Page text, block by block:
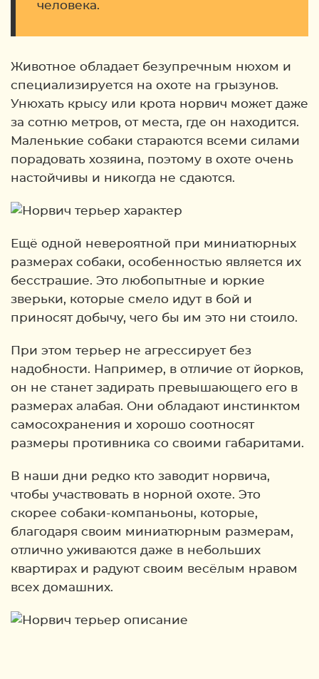
человека.
Животное обладает безупречным нюхом и
специализируется на охоте на грызунов.
Унюхать крысу или крота норвич может даже
за сотню метров, от места, где он находится.
Маленькие собаки стараются всеми силами
порадовать хозяина, поэтому в охоте очень
настойчивы и никогда не сдаются.
Ещё одной невероятной при миниатюрных
размерах собаки, особенностью является их
бесстрашие. Это любопытные и юркие
зверьки, которые смело идут в бой и
приносят добычу, чего бы им это ни стоило.
При этом терьер не агрессирует без
надобности. Например, в отличие от йорков,
он не станет задирать превышающего его в
размерах алабая. Они обладают инстинктом
самосохранения и хорошо соотносят
размеры противника со своими габаритами.
В наши дни редко кто заводит норвича,
чтобы участвовать в норной охоте. Это
скорее собаки-компаньоны, которые,
благодаря своим миниатюрным размерам,
отлично уживаются даже в небольших
квартирах и радуют своим весёлым нравом
всех домашних.